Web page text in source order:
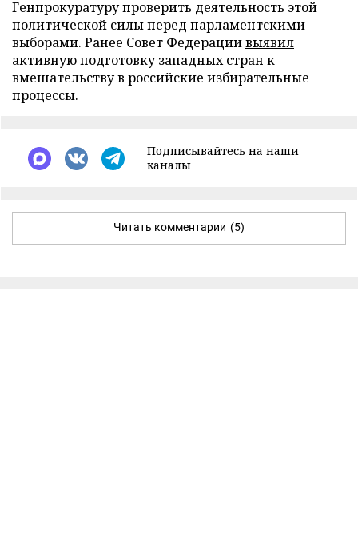
Генпрокуратуру проверить деятельность этой
политической силы перед парламентскими
выборами. Ранее Совет Федерациивыявил
активную подготовку западных стран к
вмешательству в российские избирательные
процессы.
Подписывайтесь на наши
каналы
Читать комментарии (5)